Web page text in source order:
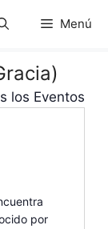
Menú
los Eventos
por